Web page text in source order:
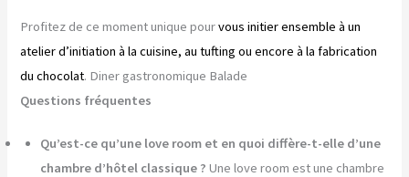
Profitez de ce moment unique pourvous initier ensemble à un
atelier d’initiation à la cuisine, au tufting ou encore à la fabrication
du chocolat. Diner gastronomique Balade
Questions fréquentes
Qu’est-ce qu’une love room et en quoi diffère-t-elle d’une
chambre d’hôtel classique ? Une love room est une chambre